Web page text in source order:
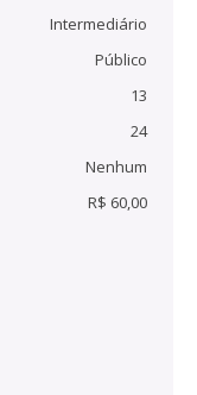
Intermediário
Público
13
24
Nenhum
R$ 60,00